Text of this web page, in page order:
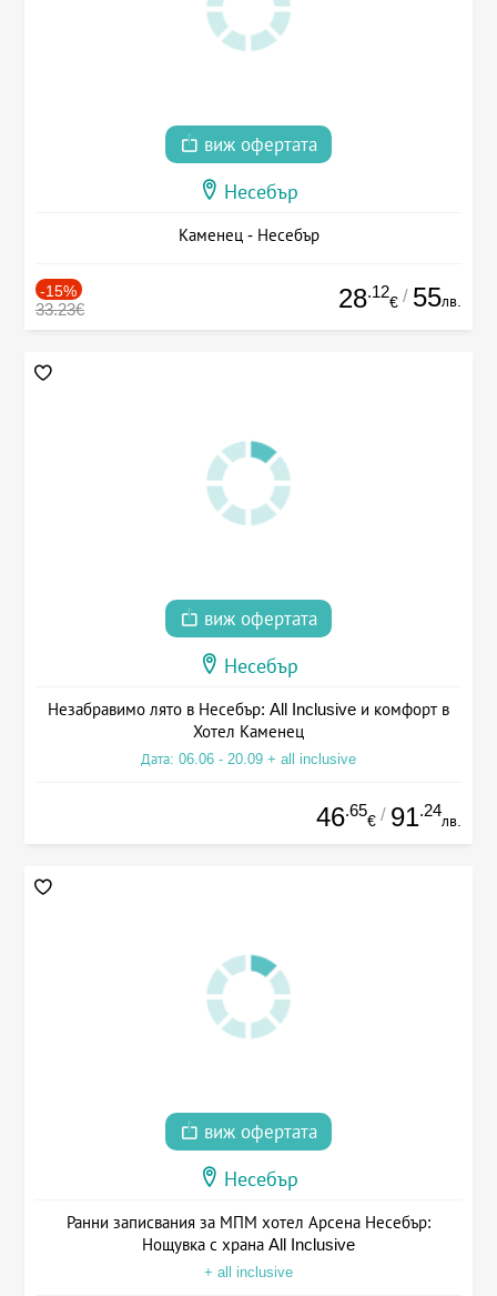
виж офертата
Несебър
Каменец - Несебър
-15%
33.23€ 28.12
€ / 55лв.
виж офертата
Несебър
Незабравимо лято в Несебър: All Inclusive и комфорт в
Хотел Каменец
Дата: 06.06 - 20.09 + all inclusive
46.65
€ / 91.24
лв.
виж офертата
Несебър
Ранни записвания за МПМ хотел Арсена Несебър:
Нощувка с храна All Inclusive
+ all inclusive